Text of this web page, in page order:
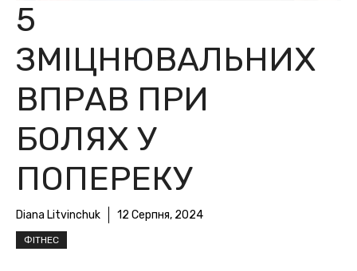
5
ЗМІЦНЮВАЛЬНИХ
ВПРАВ ПРИ
БОЛЯХ У
ПОПЕРЕКУ
Diana Litvinchuk 12 Серпня, 2024
ФІТНЕС